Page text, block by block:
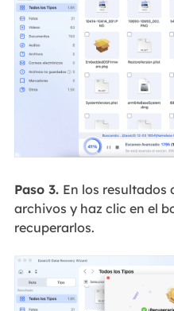
Paso 3. En los resultados
archivos y haz clic en el
recuperarlos.